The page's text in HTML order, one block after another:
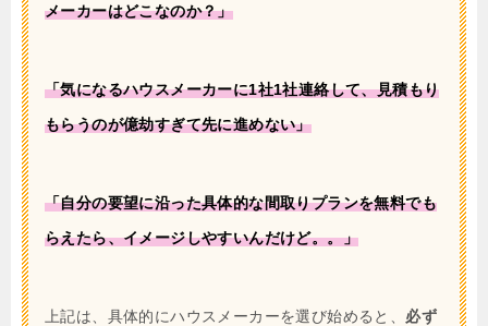
メーカーはどこなのか？」
「気になるハウスメーカーに1社1社連絡して、見積もり
もらうのが億劫すぎて先に進めない」
「自分の要望に沿った具体的な間取りプランを無料でも
らえたら、イメージしやすいんだけど。。」
上記は、具体的にハウスメーカーを選び始めると、 必ず